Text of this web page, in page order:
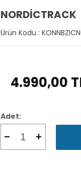
NORDICTRACK
Ürün Kodu :
4.990,00
Adet: